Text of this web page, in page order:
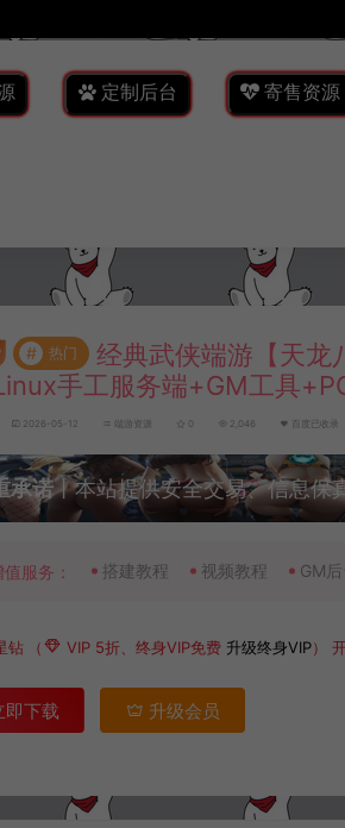
定制后台 寄售资源
# 热门
经典武侠端游【天龙
手工服务端+GM工具
2026-05-12 端游资源 0 2,046 百度已收录
承诺丨本站提供安全交易、信息
值服务： 搭建教程 视频教程 GM后
钻 （ VIP 5折、终身VIP免费 升级终身VIP）
下载 升级会员